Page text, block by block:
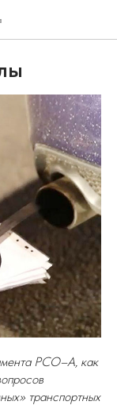
РСО–А, как
транспортных